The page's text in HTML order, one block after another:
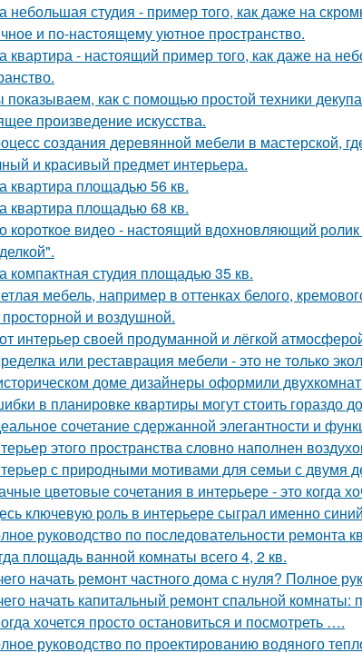
небольшая студия - пример того, как даже на
и по-настоящему уютное пространство.
квартира - настоящий пример того, как даже на
как с помощью простой техники
произведение искусства.
создания деревянной мебели в мастерской,
и красивый предмет интерьера.
квартира площадью 56 кв.
квартира площадью 68 кв.
короткое видео - настоящий вдохновляющий
компактная студия площадью 35 кв.
мебель, например в оттенках белого,
и воздушной.
интерьер своей продуманной и лёгкой
или реставрация мебели - это не только
доме дизайнеры оформили
в планировке квартиры могут стоить гораздо
сочетание сдержанной элегантности и
этого пространства словно наполнен
с природными мотивами для семьи с двумя
цветовые сочетания в интерьере - это когда
ключевую роль в интерьере сыграл именно
руководство по последовательности ремонта
площадь ванной комнаты всего 4, 2 кв.
начать ремонт частного дома с нуля? Полное
начать капитальный ремонт спальной комнаты:
хочется просто остановиться и посмотреть ….
руководство по проектированию водяного